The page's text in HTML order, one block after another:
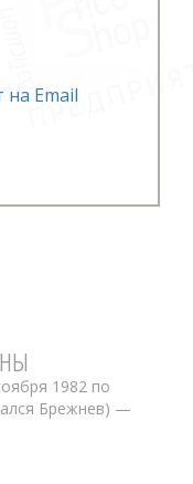
на Email
1982 по
Брежнев) —